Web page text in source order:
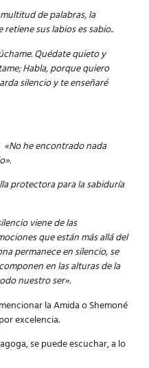
de palabras, la
sus labios es sabio..
Quédate quieto y
Habla, porque quiero
silencio y te enseñaré
«No he encontrado nada
protectora para la sabiduría
viene de las
que están más allá del
permanece en silencio, se
en las alturas de la
nuestro ser».
la Amida o Shemoné
excelencia.
se puede escuchar, a lo